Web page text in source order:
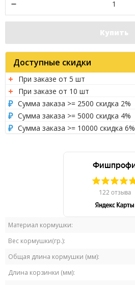
Материал кормушки:
Вес кормушки(гр.):
Общая длина кормушки (мм):
Длина корзинки (мм):
Купить
Доступные скидки
При заказе от 5 шт
При заказе от 10 шт
Сумма заказа >= 2500 скидка 2%
Сумма заказа >= 5000 скидка 4%
Сумма заказа >= 10000 скидка 6%